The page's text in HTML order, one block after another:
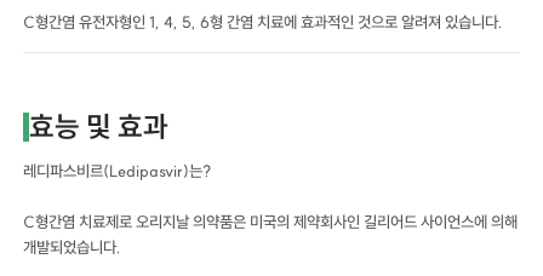
C형간염 유전자형인 1, 4, 5, 6형 간염 치료에 효과적인 것으로 알려져 있습니다.
효능 및 효과
레디파스비르(Ledipasvir)는?
C형간염 치료제로 오리지날 의약품은 미국의 제약회사인 길리어드 사이언스에 의해
개발되었습니다.